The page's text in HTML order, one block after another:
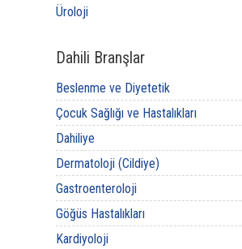
Üroloji
Dahili Branşlar
Beslenme ve Diyetetik
Çocuk Sağlığı ve Hastalıkları
Dahiliye
Dermatoloji (Cildiye)
Gastroenteroloji
Göğüs Hastalıkları
Kardiyoloji